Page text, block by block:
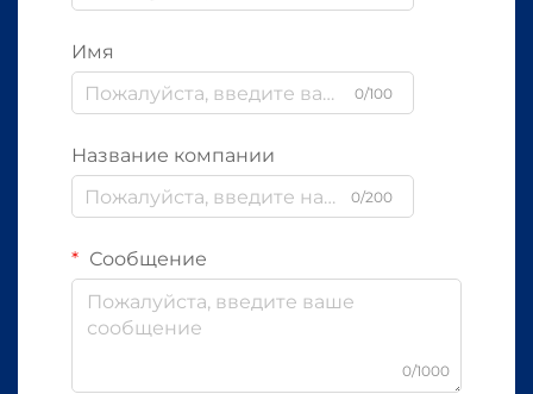
Имя
0/100
Название компании
0/200
Сообщение
0/1000